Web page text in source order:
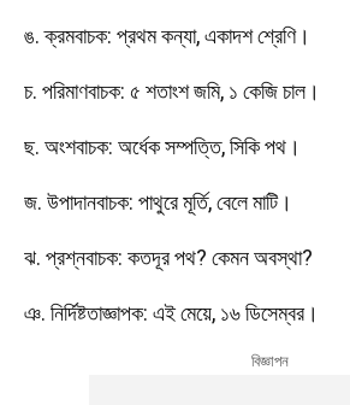
ঙ. ক্রমবাচক: প্রথম কন্যা, একাদশ শ্রেণি।
চ. পরিমাণবাচক: ৫ শতাংশ জমি, ১ কেজি চাল।
ছ. অংশবাচক: অর্ধেক সম্পত্তি, সিকি পথ।
জ. উপাদানবাচক: পাথুরে মূর্তি, বেলে মাটি।
ঝ. প্রশ্নবাচক: কতদূর পথ? কেমন অবস্থা?
ঞ. নির্দিষ্টতাজ্ঞাপক: এই মেয়ে, ১৬ ডিসেম্বর।